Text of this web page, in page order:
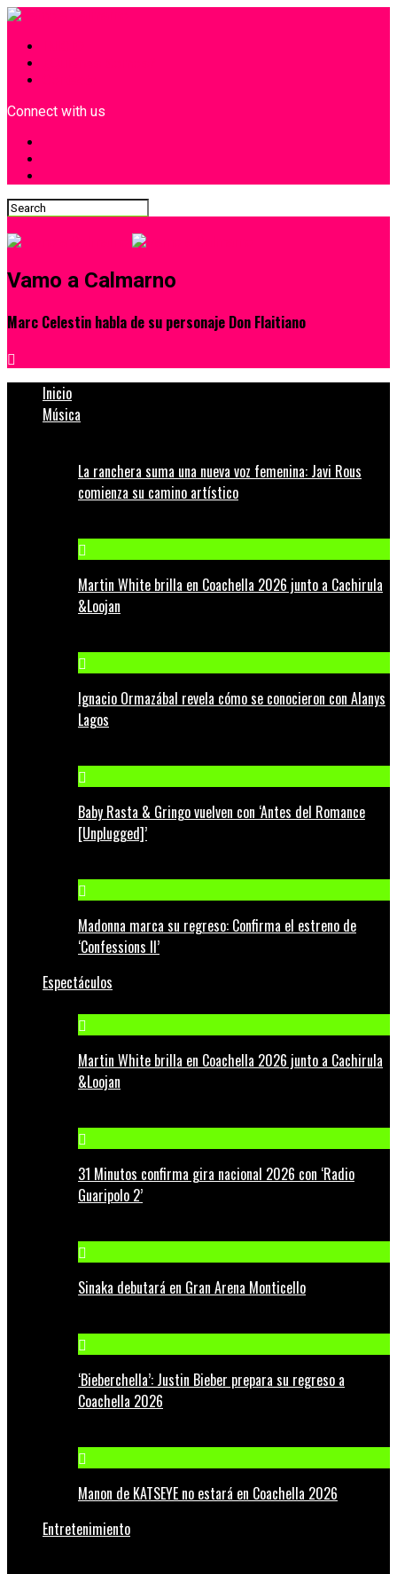
Connect with us
Vamo a Calmarno
Marc Celestin habla de su personaje Don Flaitiano
Inicio
Música
La ranchera suma una nueva voz femenina: Javi Rous
comienza su camino artístico
Martin White brilla en Coachella 2026 junto a Cachirula
&Loojan
Ignacio Ormazábal revela cómo se conocieron con Alanys
Lagos
Baby Rasta & Gringo vuelven con ‘Antes del Romance
[Unplugged]’
Madonna marca su regreso: Confirma el estreno de
‘Confessions II’
Espectáculos
Martin White brilla en Coachella 2026 junto a Cachirula
&Loojan
31 Minutos confirma gira nacional 2026 con ‘Radio
Guaripolo 2’
Sinaka debutará en Gran Arena Monticello
‘Bieberchella’: Justin Bieber prepara su regreso a
Coachella 2026
Manon de KATSEYE no estará en Coachella 2026
Entretenimiento